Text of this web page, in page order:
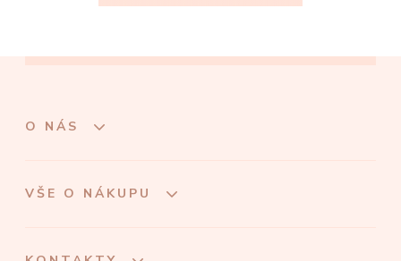
O NÁS
VŠE O NÁKUPU